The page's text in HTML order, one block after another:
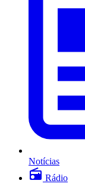
Notícias
Rádio